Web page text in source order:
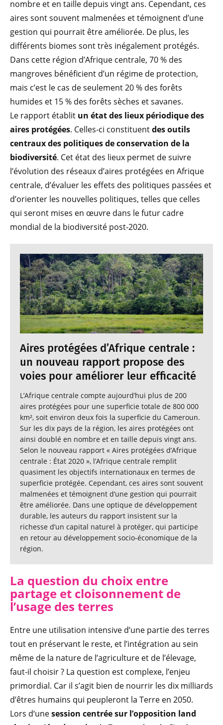
nombre et en taille depuis vingt ans. Cependant, ces
aires sont souvent malmenées et témoignent d’une
gestion qui pourrait être améliorée. De plus, les
différents biomes sont très inégalement protégés.
Dans cette région d’Afrique centrale, 70 % des
mangroves bénéficient d’un régime de protection,
mais c’est le cas de seulement 20 % des forêts
humides et 15 % des forêts sèches et savanes.
Le rapport établit un état des lieux périodique des
aires protégées. Celles-ci constituentdes outils
centraux des politiques de conservation de la
biodiversité. Cet état des lieux permet de suivre
l’évolution des réseaux d’aires protégées en Afrique
centrale, d’évaluer les effets des politiques passées et
d’orienter les nouvelles politiques, telles que celles
qui seront mises en œuvre dans le futur cadre
mondial de la biodiversité post-2020.
Aires protégées d’Afrique centrale :
un nouveau rapport propose des
voies pour améliorer leur efficacité
L’Afrique centrale compte aujourd’hui plus de 200
aires protégées pour une superficie totale de 800 000
km², soit environ deux fois la superficie du Cameroun.
Sur les dix pays de la région, les aires protégées ont
ainsi doublé en nombre et en taille depuis vingt ans.
Selon le nouveau rapport « Aires protégées d’Afrique
centrale : État 2020 », l’Afrique centrale remplit
quasiment les objectifs internationaux en termes de
superficie protégée. Cependant, ces aires sont souvent
malmenées et témoignent d’une gestion qui pourrait
être améliorée. Dans une optique de développement
durable, les auteurs du rapport insistent sur la
richesse d’un capital naturel à protéger, qui participe
en retour au développement socio-économique de la
région.
La question du choix entre
partage et cloisonnement de
l’usage des terres
Entre une utilisation intensive d’une partie des terres
tout en préservant le reste, et l’intégration au sein
même de la nature de l’agriculture et de l’élevage,
faut-il choisir ? La question est complexe, l’enjeu
primordial. Car il s’agit bien de nourrir les dix milliards
d’êtres humains qui peupleront la Terre en 2050.
Lors d‘unesession centrée sur l’opposition land